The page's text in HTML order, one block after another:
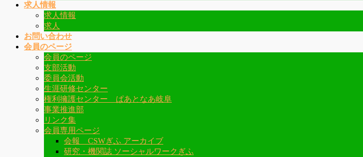
求人情報
求人情報
求人
お問い合わせ
会員のページ
会員のページ
支部活動
委員会活動
生涯研修センター
権利擁護センター ぱあとなあ岐阜
事業推進部
リンク集
会員専用ページ
会報 CSWぎふ アーカイブ
研究・機関誌 ソーシャルワークぎふ